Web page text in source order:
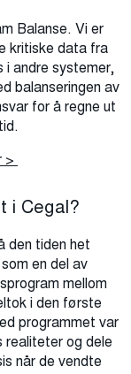
Balanse. Vi er
kritiske data fra
andre systemer,
balanseringen av
for å regne ut
>
i Cegal?
den tiden het
en del av
mellom
i den første
programmet var
realiteter og dele
når de vendte